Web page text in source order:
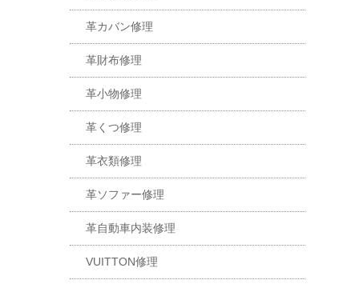
革カバン修理
革財布修理
革小物修理
革くつ修理
革衣類修理
革ソファー修理
革自動車内装修理
VUITTON修理